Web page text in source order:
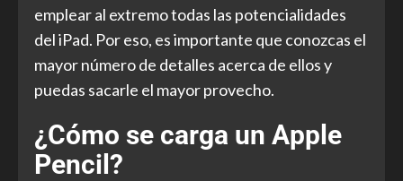
emplear al extremo todas las potencialidades
del iPad. Por eso, es importante que conozcas el
mayor número de detalles acerca de ellos y
puedas sacarle el mayor provecho.
¿Cómo se carga un Apple
Pencil?